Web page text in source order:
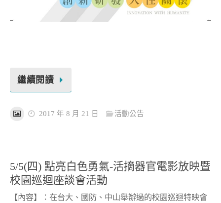
繼續閱讀
2017 年 8 月 21 日 活動公告
5/5(四) 點亮白色勇氣-活摘器官電影放映暨
校園巡迴座談會活動
【內容】：在台大、國防、中山舉辦過的校園巡迴特映會